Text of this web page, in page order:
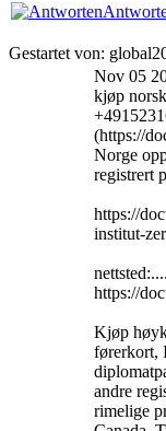
Gestartet von:
Nov 05
kjøp
(https://
Norge
registrert
https://
institut-
https://
Kjøp
førerkort,
andre
rimelige